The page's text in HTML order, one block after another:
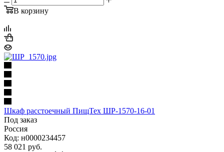
В корзину
Шкаф расстоечный ПищТех ШР-1570-16-01
Под заказ
Россия
Код: н0000234457
58 021 руб.